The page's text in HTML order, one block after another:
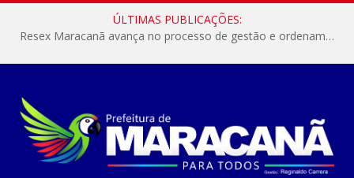
ÚLTIMAS PUBLICAÇÕES:
Resex Maracanã avança no processo de gestão e ordenamento do turismo em nossas áreas protegidas.